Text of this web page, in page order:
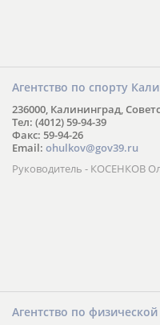
Агентство по спорту
236000, Калининград,
Тел: (4012) 59-94-39
Факс: 59-94-26
Email: ohulkov@gov39.ru
Руководитель - КОСЕНКОВ
Агентство по